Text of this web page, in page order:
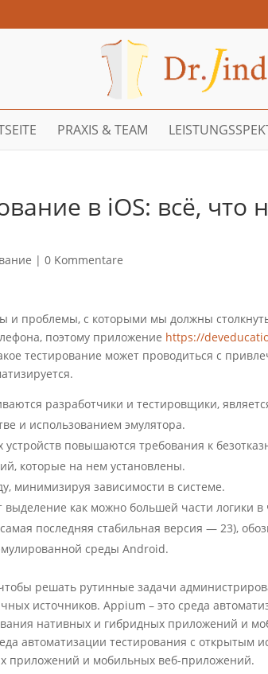
PRAXIS & TEAM
в iOS: всё, что
|0 Kommentare
и проблемы, с которыми мы должны
поэтому приложение https://
тестирование может проводиться с
разработчики и тестировщики,
и использованием эмулятора.
повышаются требования к
которые на нем установлены.
минимизируя зависимости в системе.
выделение как можно большей части логики
последняя стабильная версия — 23),
среды Android.
решать рутинные задачи
источников. Appium – это среда
нативных и гибридных приложений и
автоматизации тестирования с открытым
приложений и мобильных веб-приложений.